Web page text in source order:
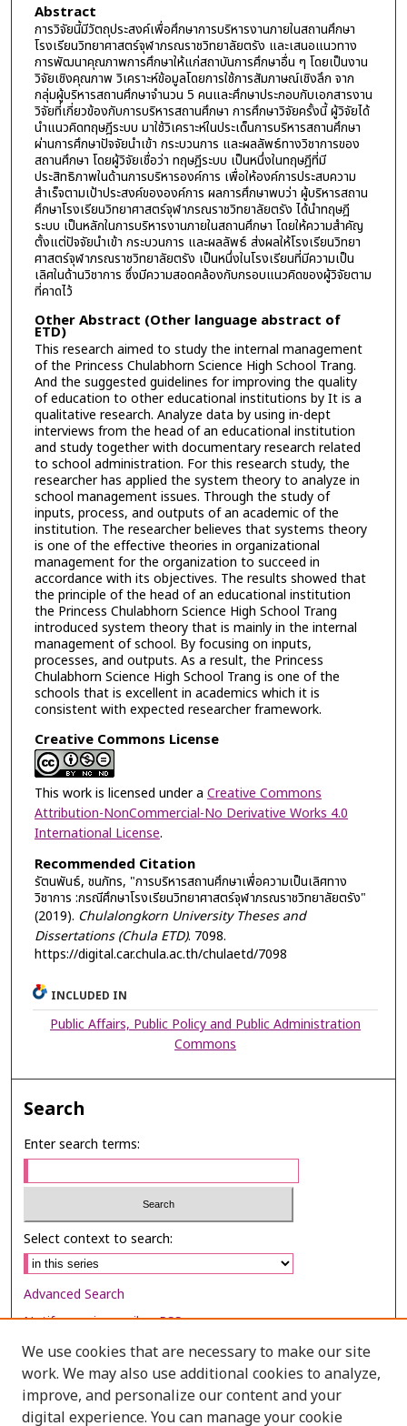
Abstract
การวิจัยนี้มีวัตถุประสงค์เพื่อศึกษาการบริหารงานภายในสถานศึกษา
โรงเรียนวิทยาศาสตร์จุฬาภรณราชวิทยาลัยตรัง และเสนอแนวทาง
การพัฒนาคุณภาพการศึกษาให้แก่สถาบันการศึกษาอื่น ๆ โดยเป็นงาน
วิจัยเชิงคุณภาพ วิเคราะห์ข้อมูลโดยการใช้การสัมภาษณ์เชิงลึก จาก
กลุ่มผู้บริหารสถานศึกษาจำนวน 5 คนและศึกษาประกอบกับเอกสารงาน
วิจัยที่เกี่ยวข้องกับการบริหารสถานศึกษา การศึกษาวิจัยครั้งนี้ ผู้วิจัยได้
นำแนวคิดทฤษฎีระบบ มาใช้วิเคราะห์ในประเด็นการบริหารสถานศึกษา
ผ่านการศึกษาปัจจัยนำเข้า กระบวนการ และผลลัพธ์ทางวิชาการของ
สถานศึกษา โดยผู้วิจัยเชื่อว่า ทฤษฎีระบบ เป็นหนึ่งในทฤษฎีที่มี
ประสิทธิภาพในด้านการบริหารองค์การ เพื่อให้องค์การประสบความ
สำเร็จตามเป้าประสงค์ขององค์การ ผลการศึกษาพบว่า ผู้บริหารสถาน
ศึกษาโรงเรียนวิทยาศาสตร์จุฬาภรณราชวิทยาลัยตรัง ได้นำทฤษฎี
ระบบ เป็นหลักในการบริหารงานภายในสถานศึกษา โดยให้ความสำคัญ
ตั้งแต่ปัจจัยนำเข้า กระบวนการ และผลลัพธ์ ส่งผลให้โรงเรียนวิทยา
ศาสตร์จุฬาภรณราชวิทยาลัยตรัง เป็นหนึ่งในโรงเรียนที่มีความเป็น
เลิศในด้านวิชาการ ซึ่งมีความสอดคล้องกับกรอบแนวคิดของผู้วิจัยตาม
ที่คาดไว้
Other Abstract (Other language abstract of
ETD)
This research aimed to study the internal management
of the Princess Chulabhorn Science High School Trang.
And the suggested guidelines for improving the quality
of education to other educational institutions by It is a
qualitative research. Analyze data by using in-dept
interviews from the head of an educational institution
and study together with documentary research related
to school administration. For this research study, the
researcher has applied the system theory to analyze in
school management issues. Through the study of
inputs, process, and outputs of an academic of the
institution. The researcher believes that systems theory
is one of the effective theories in organizational
management for the organization to succeed in
accordance with its objectives. The results showed that
the principle of the head of an educational institution
the Princess Chulabhorn Science High School Trang
introduced system theory that is mainly in the internal
management of school. By focusing on inputs,
processes, and outputs. As a result, the Princess
Chulabhorn Science High School Trang is one of the
schools that is excellent in academics which it is
consistent with expected researcher framework.
Creative Commons License
This work is licensed under a Creative Commons
Attribution-NonCommercial-No Derivative Works 4.0
International License.
Recommended Citation
รัตนพันธ์, ชนภัทร, "การบริหารสถานศึกษาเพื่อความเป็นเลิศทาง
วิชาการ :กรณีศึกษาโรงเรียนวิทยาศาสตร์จุฬาภรณราชวิทยาลัยตรัง"
(2019). Chulalongkorn University Theses and
Dissertations (Chula ETD). 7098.
https://digital.car.chula.ac.th/chulaetd/7098
INCLUDED IN
Public Affairs, Public Policy and Public Administration
Commons
Search
Enter search terms:
Select context to search:
Advanced Search
Notify me via email orRSS
Browse
Collections
Disciplines
We use cookies that are necessary to make our site
work. We may also use additional cookies to analyze,
improve, and personalize our content and your
digital experience. You can manage your cookie